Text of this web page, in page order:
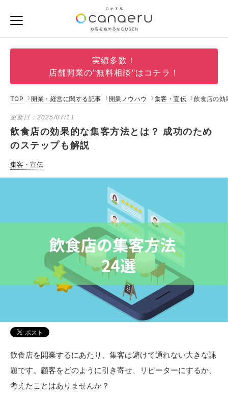
実績多数！
店舗開業の"無料相談"はコチラ！
TOP 開業・経営に関する記事 開業ノウハウ 集客・宣伝 飲食店の効
更新日： 2025/07/11
飲食店の効果的な集客方法とは？ 成功のため
のステップも解説
集客・宣伝
飲食店を開業するにあたり、集客は避けて通れない大きな課
題です。顧客をどのように引き寄せ、リピーターにするか、
考えたことはありませんか？